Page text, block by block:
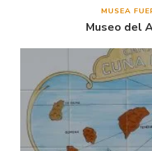
MUSEA
Museo del